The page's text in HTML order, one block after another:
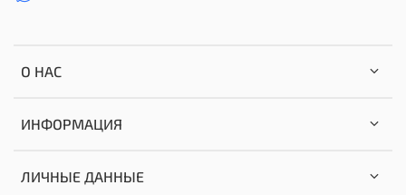
О НАС
ИНФОРМАЦИЯ
ЛИЧНЫЕ ДАННЫЕ